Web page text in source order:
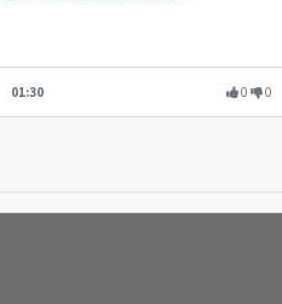
01:30 0 0